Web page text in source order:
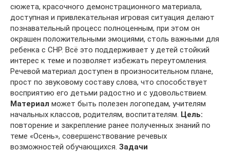
сюжета, красочного демонстрационного материала,
доступная и привлекательная игровая ситуация делают
познавательный процесс полноценным, при этом он
окрашен положительными эмоциями, столь важными для
ребенка с СНР. Всё это поддерживает у детей стойкий
интерес к теме и позволяет избежать переутомления.
Речевой материал доступен в произносительном плане,
прост по звуковому составу слова, что способствует
восприятию его детьми радостно и с удовольствием.
Материал может быть полезен логопедам, учителям
начальных классов, родителям, воспитателям. Цель:
повторение и закрепление ранее полученных знаний по
теме «Осень», совершенствование речевых
возможностей обучающихся. Задачи